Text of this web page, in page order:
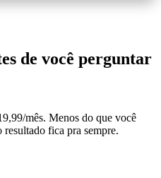
de você perguntar
mês. Menos do que você
resultado fica pra sempre.